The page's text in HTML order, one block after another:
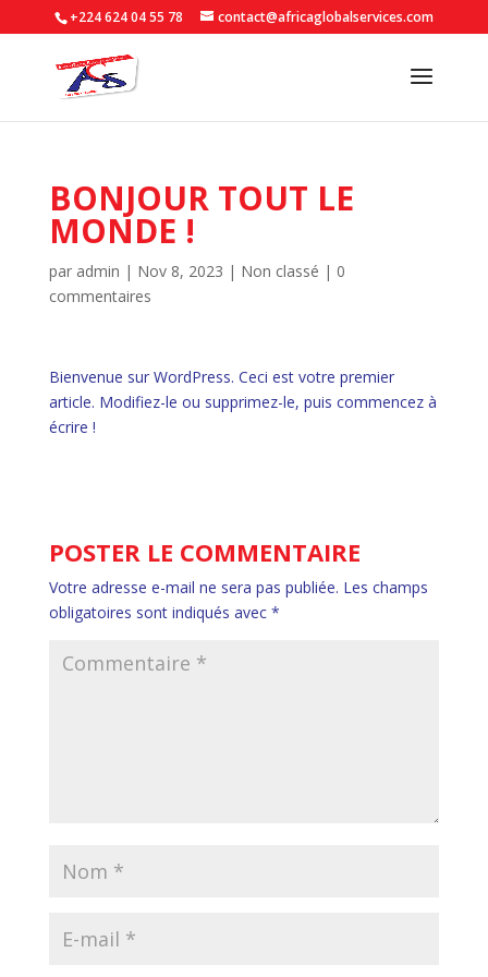
+224 624 04 55 78 contact@africaglobalservices.com
BONJOUR TOUT LE
MONDE !
par admin | Nov 8, 2023 | Non classé | 0
commentaires
Bienvenue sur WordPress. Ceci est votre premier
article. Modifiez-le ou supprimez-le, puis commencez à
écrire !
POSTER LE COMMENTAIRE
Votre adresse e-mail ne sera pas publiée. Les champs
obligatoires sont indiqués avec *